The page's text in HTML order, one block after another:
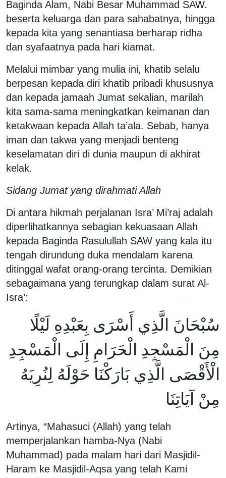
Baginda Alam, Nabi Besar Muhammad SAW.
beserta keluarga dan para sahabatnya, hingga
kepada kita yang senantiasa berharap ridha
dan syafaatnya pada hari kiamat.
Melalui mimbar yang mulia ini, khatib selalu
berpesan kepada diri khatib pribadi khususnya
dan kepada jamaah Jumat sekalian, marilah
kita sama-sama meningkatkan keimanan dan
ketakwaan kepada Allah ta’ala. Sebab, hanya
iman dan takwa yang menjadi benteng
keselamatan diri di dunia maupun di akhirat
kelak.
Sidang Jumat yang dirahmati Allah
Di antara hikmah perjalanan Isra’ Mi’raj adalah
diperlihatkannya sebagian kekuasaan Allah
kepada Baginda Rasulullah SAW yang kala itu
tengah dirundung duka mendalam karena
ditinggal wafat orang-orang tercinta. Demikian
sebagaimana yang terungkap dalam surat Al-
Isra’:
سُبْحَانَ الَّذِي أَسْرَى بِعَبْدِهِ لَيْلًا
مِنَ الْمَسْجِدِ الْحَرَامِ إِلَى الْمَسْجِدِ
الْأَقْصَى الَّذِي بَارَكْنَا حَوْلَهُ لِنُرِيَهُ
مِنْ آيَاتِنَا
Artinya, “Mahasuci (Allah) yang telah
memperjalankan hamba-Nya (Nabi
Muhammad) pada malam hari dari Masjidil-
Haram ke Masjidil-Aqsa yang telah Kami